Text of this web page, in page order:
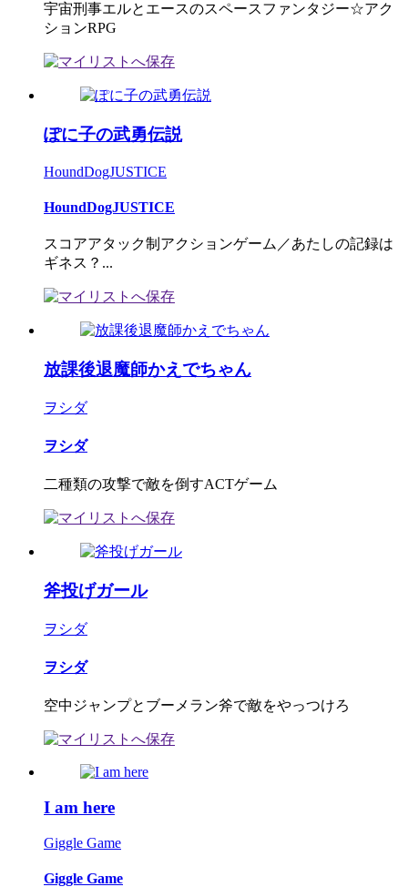
宇宙刑事エルとエースのスペースファンタジー☆アク
ションRPG
ぽに子の武勇伝説
HoundDogJUSTICE
HoundDogJUSTICE
スコアアタック制アクションゲーム／あたしの記録は
ギネス？...
放課後退魔師かえでちゃん
ヲシダ
ヲシダ
二種類の攻撃で敵を倒すACTゲーム
斧投げガール
ヲシダ
ヲシダ
空中ジャンプとブーメラン斧で敵をやっつけろ
I am here
Giggle Game
Giggle Game